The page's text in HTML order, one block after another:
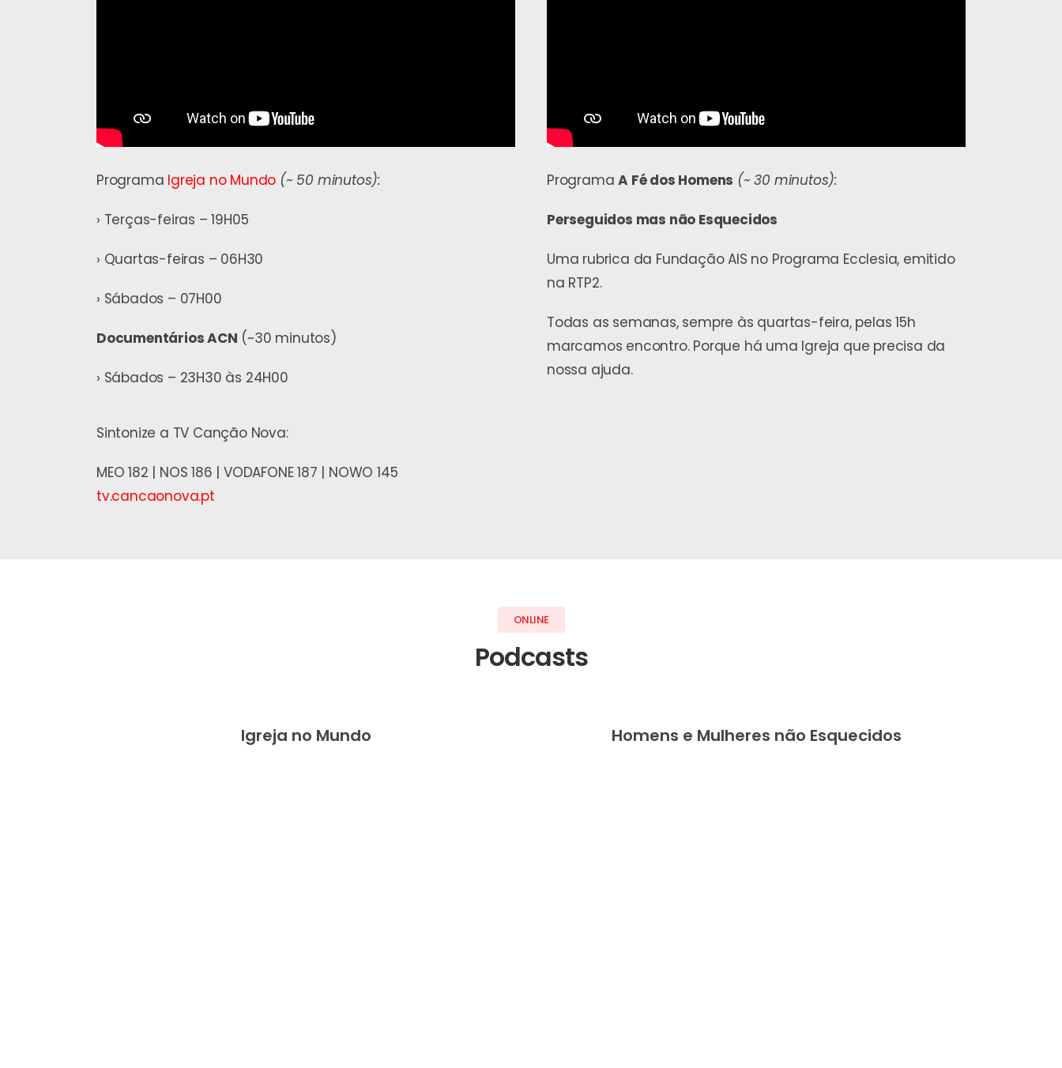
Programa Igreja no Mundo (~ 50 minutos):
› Terças-feiras – 19H05
› Quartas-feiras – 06H30
› Sábados – 07H00
Documentários ACN (~30 minutos)
› Sábados – 23H30 às 24H00
Sintonize a TV Canção Nova:
MEO 182 | NOS 186 | VODAFONE 187 | NOWO 145
tv.cancaonova.pt
ProgramaA Fé dos Homens (~30 minutos):
Perseguidos mas não Esquecidos
Uma rubrica da Fundação AIS no Programa Ecclesia, emitido
na RTP2.
Todas as semanas, sempre às quartas-feira, pelas 15h
marcamos encontro. Porque há uma Igreja que precisa da
nossa ajuda.
ONLINE
Podcasts
Igreja no Mundo Homens e Mulheres não Esquecidos